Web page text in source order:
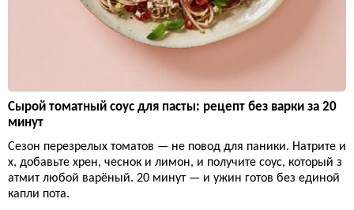
Сырой томатный соус для пасты: рецепт без варки за 20
минут
Сезон перезрелых томатов — не повод для паники. Натрите и
х, добавьте хрен, чеснок и лимон, и получите соус, который з
атмит любой варёный. 20 минут — и ужин готов без единой
капли пота.